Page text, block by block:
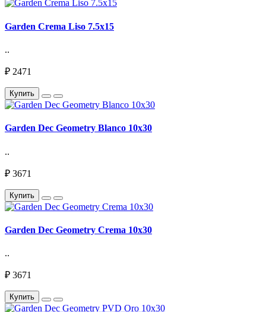
Garden Crema Liso 7.5х15
..
₽ 2471
Купить
Garden Dec Geometry Blanco 10х30
..
₽ 3671
Купить
Garden Dec Geometry Crema 10х30
..
₽ 3671
Купить